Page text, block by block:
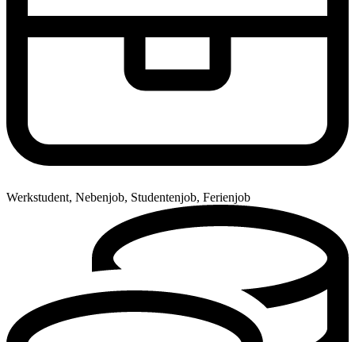
Werkstudent, Nebenjob, Studentenjob, Ferienjob